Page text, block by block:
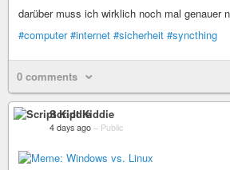
darüber muss ich wirklich noch mal genauer
#computer #internet #sicherheit #syncthing
0 comments
Script Kiddie
4 days ago – Public